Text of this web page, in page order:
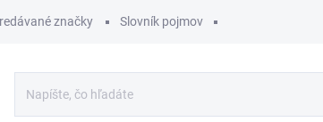
značky Slovník pojmov